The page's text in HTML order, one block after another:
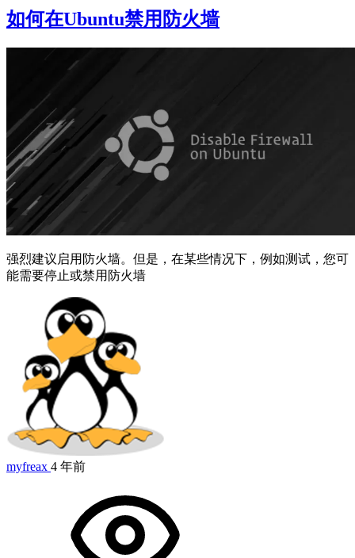
如何在Ubuntu禁用防火墙
强烈建议启用防火墙。但是，在某些情况下，例如测试，您可
能需要停止或禁用防火墙
myfreax 4 年前